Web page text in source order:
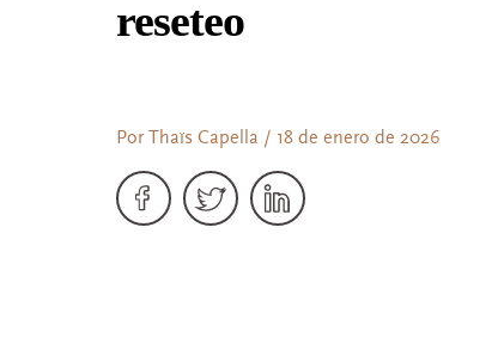
reseteo
Por Thaïs Capella / 18 de enero de 2026